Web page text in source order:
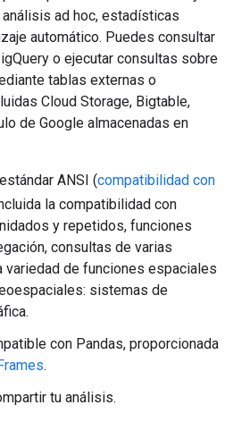
ad hoc, estadísticas
automático. Puedes consultar
o ejecutar consultas sobre
tablas externas o
Cloud Storage, Bigtable,
de Google almacenadas en
ANSI (compatibilidad con
la compatibilidad con
y repetidos, funciones
consultas de varias
variedad de funciones espaciales
sistemas de
con Pandas, proporcionada
.
tu análisis.